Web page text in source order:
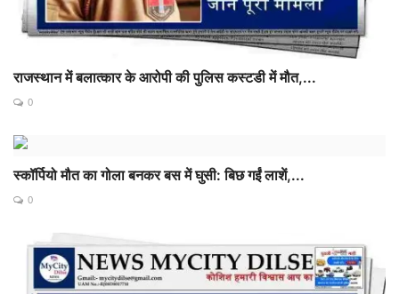
राजस्थान में बलात्कार के आरोपी की पुलिस कस्टडी में मौत,...
0
स्कॉर्पियो मौत का गोला बनकर बस में घुसी: बिछ गईं लाशें,...
0